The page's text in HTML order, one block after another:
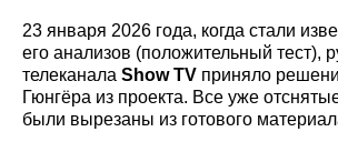
23 января 2026 года, когда стали
его анализов (положительный тест),
телеканала ShowTV приняло
Гюнгёра из проекта. Все уже
были вырезаны из готового